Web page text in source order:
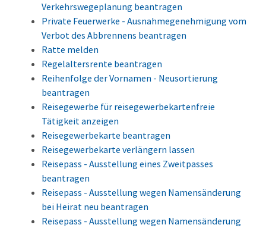
Verkehrswegeplanung beantragen
Private Feuerwerke - Ausnahmegenehmigung vom
Verbot des Abbrennens beantragen
Ratte melden
Regelaltersrente beantragen
Reihenfolge der Vornamen - Neusortierung
beantragen
Reisegewerbe für reisegewerbekartenfreie
Tätigkeit anzeigen
Reisegewerbekarte beantragen
Reisegewerbekarte verlängern lassen
Reisepass - Ausstellung eines Zweitpasses
beantragen
Reisepass - Ausstellung wegen Namensänderung
bei Heirat neu beantragen
Reisepass - Ausstellung wegen Namensänderung